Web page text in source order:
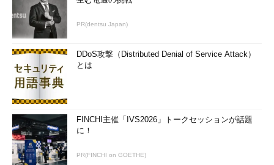
PR(dentsu Japan)
DDoS攻撃（Distributed Denial of Service Attack）
とは
FINCHI主催「IVS2026」トークセッションが話題
に！
PR(FINCHI on GOETHE)